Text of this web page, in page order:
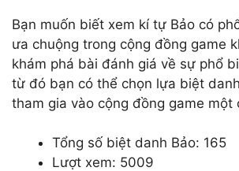
Bạn muốn biết xem kí tự Bảo có
ưa chuộng trong cộng đồng game
khám phá bài đánh giá về sự phổ
từ đó bạn có thể chọn lựa biệt
tham gia vào cộng đồng game một
Tổng số biệt danh Bảo: 165
Lượt xem: 5009